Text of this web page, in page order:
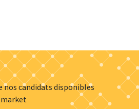
nos candidats disponibles